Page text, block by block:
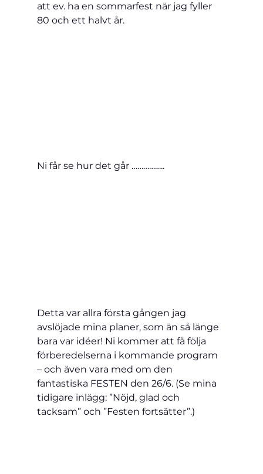
att ev. ha en sommarfest när jag fyller
80 och ett halvt år.
Ni får se hur det går ……………..
Detta var allra första gången jag
avslöjade mina planer, som än så länge
bara var idéer! Ni kommer att få följa
förberedelserna i kommande program
– och även vara med om den
fantastiska FESTEN den 26/6. (Se mina
tidigare inlägg: ”Nöjd, glad och
tacksam” och ”Festen fortsätter”.)